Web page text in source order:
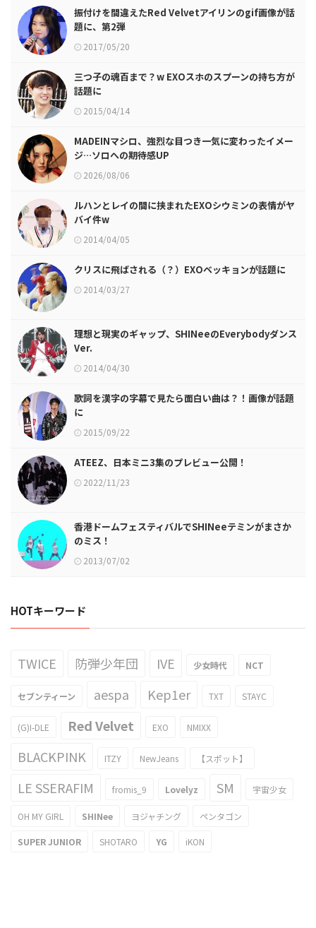
振付けを間違えたRed Velvetアイリンのgif画像が話
題に、第2弾
2017/05/20
三つ子の魂百まで？w EXOスホのスプーンの持ち方が
話題に
2015/04/14
MADEINマシロ、強烈な目つき一気に変わったイメー
ジ…ソロへの期待感UP
2026/08/06
ルハンとレイの間に挟まれたEXOシウミンの表情がヤ
バイ件w
2014/04/05
クリスに飛ばされる（？）EXOベッキョンが話題に
2014/03/27
理想と現実のギャップ、SHINeeのEverybodyダンス
Ver.
2014/04/30
歌詞を漢字の字幕で見たら面白い曲は？！画像が話題
に
2015/09/22
ATEEZ、日本ミニ3集のプレビュー公開！
2022/11/23
香港ドームフェスティバルでSHINeeテミンがまさか
のミス！
2013/07/02
HOTキーワード
TWICE 防弾少年団 IVE 少女時代 NCT
セブンティーン aespa Kep1er TXT STAYC
(G)I-DLE Red Velvet EXO NMIXX
BLACKPINK ITZY NewJeans 【スポット】
LE SSERAFIM fromis_9 Lovelyz SM 宇宙少女
OH MY GIRL SHINee ヨジャチング ペンタゴン
SUPER JUNIOR SHOTARO YG iKON